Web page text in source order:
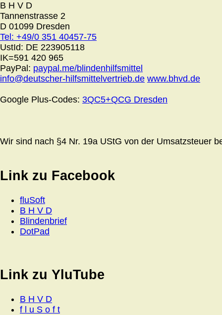
B H V D
Tannenstrasse 2
D 01099 Dresden
Tel: +49/0 351 40457-75
UstId: DE 223905118
IK=591 420 965
PayPal: paypal.me/blindenhilfsmittel
info@deutscher-hilfsmittelvertrieb.de www.bhvd.de
Google Plus-Codes: 3QC5+QCG Dresden
Wir sind nach §4 Nr. 19a UStG von der Umsatzsteuer
Link zu Facebook
fluSoft
B H V D
Blindenbrief
DotPad
Link zu YluTube
B H V D
f l u S o f t